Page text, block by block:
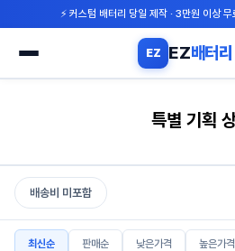
⚡ 커스텀 배터리 당일 제작 · 3만원 이
EZ EZ배터리
특별 기획
배송비 미포함
최신순 판매순 낮은가격 높은가격